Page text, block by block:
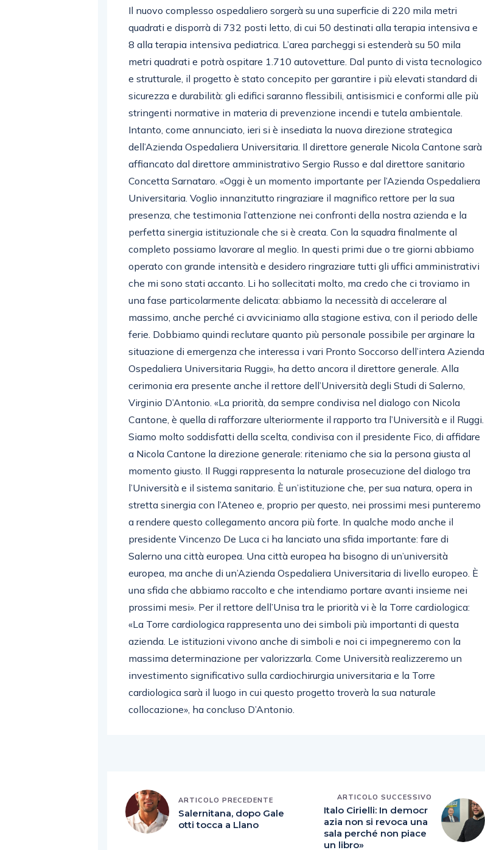
Il nuovo complesso ospedaliero sorgerà su una superficie di 220 mila metri
quadrati e disporrà di 732 posti letto, di cui 50 destinati alla terapia intensiva e
8 alla terapia intensiva pediatrica. L’area parcheggi si estenderà su 50 mila
metri quadrati e potrà ospitare 1.710 autovetture. Dal punto di vista tecnologico
e strutturale, il progetto è stato concepito per garantire i più elevati standard di
sicurezza e durabilità: gli edifici saranno flessibili, antisismici e conformi alle più
stringenti normative in materia di prevenzione incendi e tutela ambientale.
Intanto, come annunciato, ieri si è insediata la nuova direzione strategica
dell’Azienda Ospedaliera Universitaria. Il direttore generale Nicola Cantone sarà
affiancato dal direttore amministrativo Sergio Russo e dal direttore sanitario
Concetta Sarnataro. «Oggi è un momento importante per l’Azienda Ospedaliera
Universitaria. Voglio innanzitutto ringraziare il magnifico rettore per la sua
presenza, che testimonia l’attenzione nei confronti della nostra azienda e la
perfetta sinergia istituzionale che si è creata. Con la squadra finalmente al
completo possiamo lavorare al meglio. In questi primi due o tre giorni abbiamo
operato con grande intensità e desidero ringraziare tutti gli uffici amministrativi
che mi sono stati accanto. Li ho sollecitati molto, ma credo che ci troviamo in
una fase particolarmente delicata: abbiamo la necessità di accelerare al
massimo, anche perché ci avviciniamo alla stagione estiva, con il periodo delle
ferie. Dobbiamo quindi reclutare quanto più personale possibile per arginare la
situazione di emergenza che interessa i vari Pronto Soccorso dell’intera Azienda
Ospedaliera Universitaria Ruggi», ha detto ancora il direttore generale. Alla
cerimonia era presente anche il rettore dell’Università degli Studi di Salerno,
Virginio D’Antonio. «La priorità, da sempre condivisa nel dialogo con Nicola
Cantone, è quella di rafforzare ulteriormente il rapporto tra l’Università e il Ruggi.
Siamo molto soddisfatti della scelta, condivisa con il presidente Fico, di affidare
a Nicola Cantone la direzione generale: riteniamo che sia la persona giusta al
momento giusto. Il Ruggi rappresenta la naturale prosecuzione del dialogo tra
l’Università e il sistema sanitario. È un’istituzione che, per sua natura, opera in
stretta sinergia con l’Ateneo e, proprio per questo, nei prossimi mesi punteremo
a rendere questo collegamento ancora più forte. In qualche modo anche il
presidente Vincenzo De Luca ci ha lanciato una sfida importante: fare di
Salerno una città europea. Una città europea ha bisogno di un’università
europea, ma anche di un’Azienda Ospedaliera Universitaria di livello europeo. È
una sfida che abbiamo raccolto e che intendiamo portare avanti insieme nei
prossimi mesi». Per il rettore dell’Unisa tra le priorità vi è la Torre cardiologica:
«La Torre cardiologica rappresenta uno dei simboli più importanti di questa
azienda. Le istituzioni vivono anche di simboli e noi ci impegneremo con la
massima determinazione per valorizzarla. Come Università realizzeremo un
investimento significativo sulla cardiochirurgia universitaria e la Torre
cardiologica sarà il luogo in cui questo progetto troverà la sua naturale
collocazione», ha concluso D’Antonio.
ARTICOLO PRECEDENTE
Salernitana, dopo Gale
otti tocca a Llano
ARTICOLO SUCCESSIVO
Italo Cirielli: In democr
azia non si revoca una
sala perché non piace
un libro»